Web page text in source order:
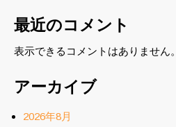
最近のコメント
表示できるコメントはありません。
アーカイブ
2026年8月